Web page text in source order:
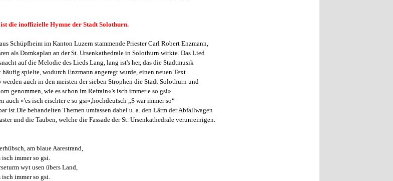
die inoffizielle Hymne der Stadt Solothurn.
Schüpfheim im Kanton Luzern stammende Priester Carl Robert Enzmann,
als Domkaplan an der St. Ursenkathedrale in Solothurn wirkte. Das Lied
auf die Melodie des Lieds Lang, lang ist's her, das die Stadtmusik
häufig spielte, wodurch Enzmann angeregt wurde, einen neuen Text
werden auch in den meisten der sieben Strophen die Stadt Solothurn und
genommen, wie es schon im Refrain«'s isch immer e so gsi»
auch «'es isch eischter e so gsi»,hochdeutsch „S war immer so“
ist.Die behandelten Themen umfassen dabei u. a. den Lärm der Abfallwagen
und die Tauben, welche die Fassade der St. Ursenkathedrale verunreinigen.
am blaue Aarestrand,
isch immer so gsi.
wyt usen übers Land,
isch immer so gsi.